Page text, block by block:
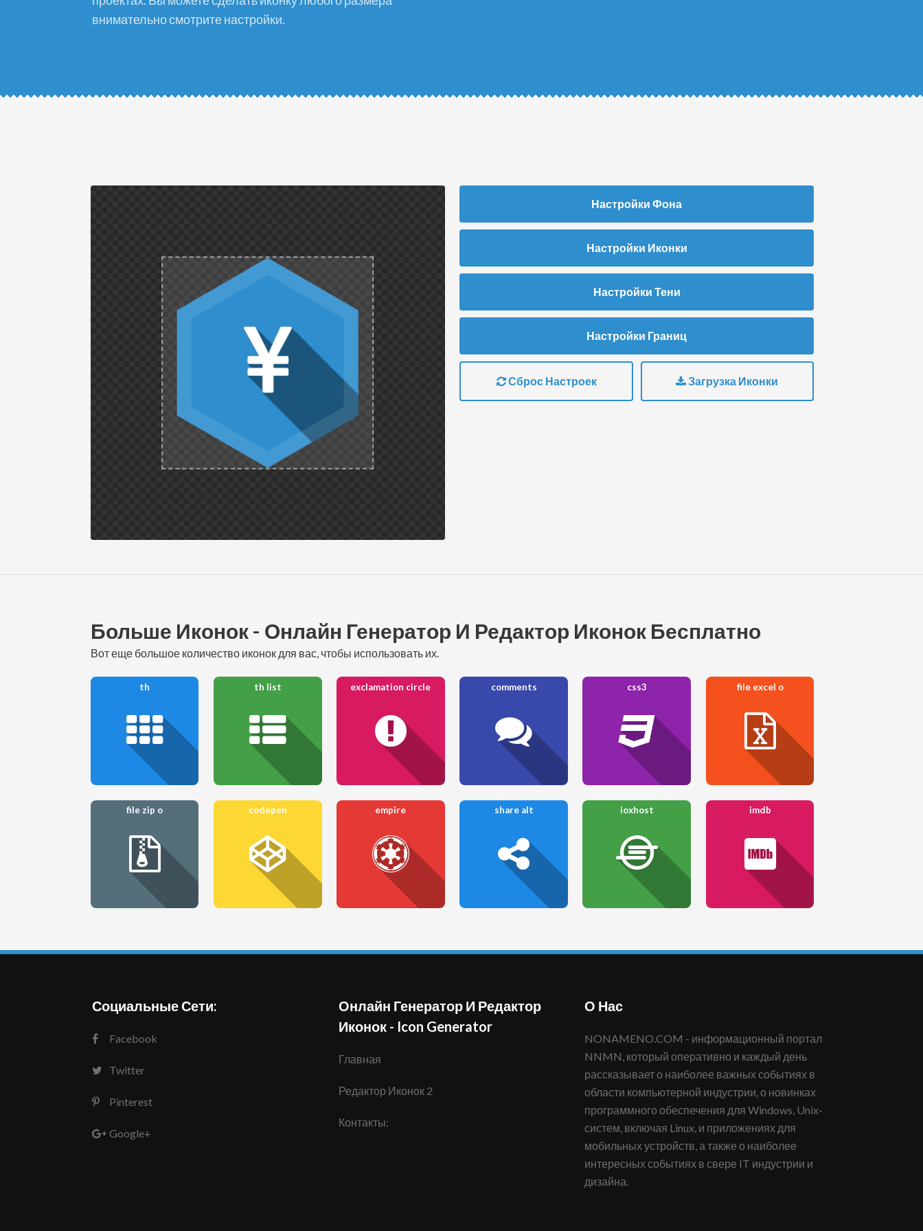
внимательно смотрите настройки.
Настройки Фона
Настройки Иконки
Настройки Тени
Настройки Границ
Сброс Настроек Загрузка Иконки
Больше Иконок - Онлайн Генератор И Редактор Иконок Бесплатно
вот еще большое количество иконок для вас, чтобы использовать их.
th th list exclamation circle comments css3 file excel o
file zip o codepen empire share alt ioxhost imdb
Социальные Сети:
Facebook
Twitter
Pinterest
Google+
Онлайн Генератор И Редактор
Иконок - Icon Generator
Главная
Редактор Иконок 2
Контакты:
О Нас
NONAMENO.COM - информационный портал
NNMN, который оперативно и каждый день
рассказывает о наиболее важных событиях в
области компьютерной индустрии, о новинках
программного обеспечения для Windows, Unix-
систем, включая Linux, и приложениях для
мобильных устройств, а также о наиболее
интересных событиях в свере IT индустрии и
дизайна.